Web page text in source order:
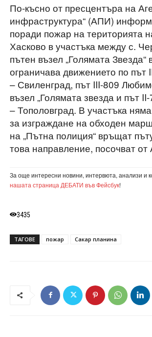
По-късно от пресцентъра на
инфраструктура“ (АПИ)
поради пожар на територията
Хасково в участъка между с.
пътен възел „Голямата
ограничава движението по път
– Свиленград, път III-809
възел „Голямата звезда и път
– Тополовград. В участъка
за изграждане на обходен
на „Пътна полиция“ връщат
това направление, посочват
За още интересни новини, интервюта, анализи и
нашата страница ДЕБАТИ във Фейсбук!
3435
ТАГОВЕ пожар Сакар планина